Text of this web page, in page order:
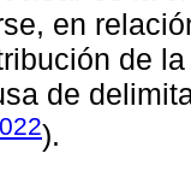
en
de
de
).